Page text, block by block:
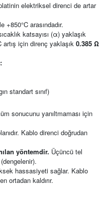
elektriksel direnci de artar
+850°C arasındadır.
katsayısı (α) yaklaşık
için direnç yaklaşık 0.385 Ω
standart sınıf)
sonucunu yanıltmaması için
Kablo direnci doğrudan
yöntemdir. Üçüncü tel
hassasiyeti sağlar. Kablo
ortadan kaldırır.